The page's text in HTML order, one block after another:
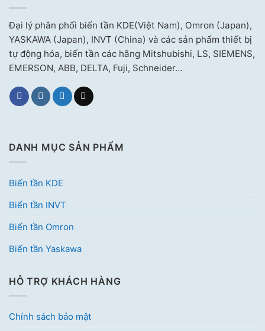
Đại lý phân phối biến tần KDE(Việt Nam), Omron (Japan),
YASKAWA (Japan), INVT (China) và các sản phẩm thiết bị
tự động hóa, biến tần các hãng Mitshubishi, LS, SIEMENS,
EMERSON, ABB, DELTA, Fuji, Schneider…
DANH MỤC SẢN PHẨM
Biến tần KDE
Biến tần INVT
Biến tần Omron
Biến tần Yaskawa
HỖ TRỢ KHÁCH HÀNG
Chính sách bảo mật